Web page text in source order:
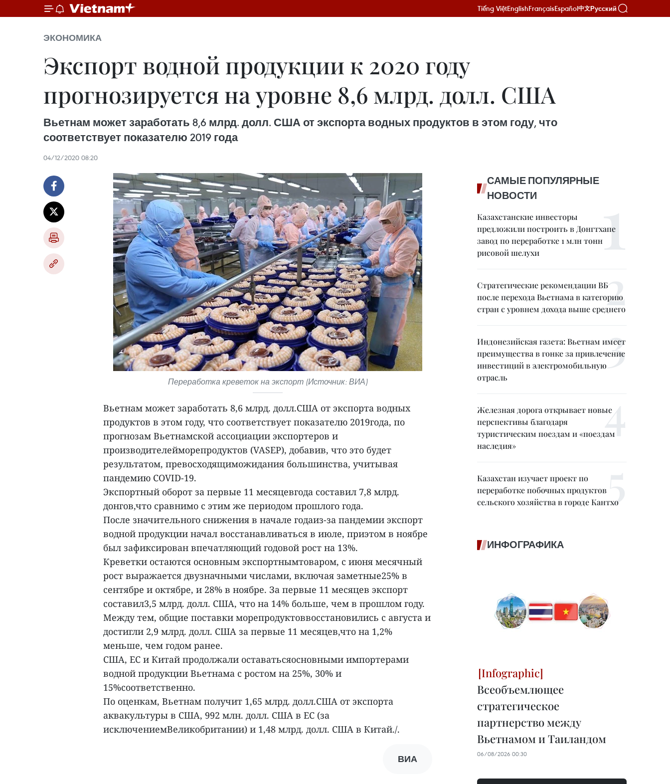
Tiếng ViệtEnglishFrançaisEspañol中文Русский
ЭКОНОМИКА
Экспорт водной продукции к 2020 году
прогнозируется на уровне 8,6 млрд. долл. США
Вьетнам может заработать 8,6 млрд. долл. США от экспорта водных продуктов в этом году, что
соответствует показателю 2019 года
04/12/2020 08:20
Переработка креветок на экспорт (Источник: ВИА)
Вьетнам может заработать 8,6 млрд. долл.США от экспорта водных
продуктов в этом году, что соответствует показателю 2019года, по
прогнозам Вьетнамской ассоциации экспортеров и
производителейморепродуктов (VASEP), добавив, что это будет
результатом, превосходящиможидания большинства, учитывая
пандемию COVID-19.
Экспортный оборот за первые 11 месяцевгода составил 7,8 млрд.
донгов,что сравнимо с этим же периодом прошлого года.
После значительного снижения в начале годаиз-за пандемии экспорт
водной продукции начал восстанавливаться в июле, приэтом в ноябре
был зафиксирован впечатляющий годовой рост на 13%.
Креветки остаются основным экспортнымтоваром, с июня месячный
рост выражается двузначными числами, включая заметные25% в
сентябре и октябре, и 28% в ноябре. За первые 11 месяцев экспорт
составил3,5 млрд. долл. США, что на 14% больше, чем в прошлом году.
Между тем, общие поставки морепродуктоввосстановились с августа и
достигли 2,9 млрд. долл. США за первые 11 месяцев,что на 1,2%
меньше, чем годом ранее.
США, ЕС и Китай продолжали оставатьсяосновными импортерами
водной продукции Вьетнама с ростом на 25%, 30% и
15%соответственно.
По оценкам, Вьетнам получит 1,65 млрд. долл.США от экспорта
аквакультуры в США, 992 млн. долл. США в ЕС (за
исключениемВеликобритании) и 1,48 млрд. долл. США в Китай./.
ВИА
САМЫЕ ПОПУЛЯРНЫЕ
НОВОСТИ
Казахстанские инвесторы
предложили построить в Донгтхапе
завод по переработке 1 млн тонн
рисовой шелухи
Стратегические рекомендации ВБ
после перехода Вьетнама в категорию
стран с уровнем дохода выше среднего
Индонезийская газета: Вьетнам имеет
преимущества в гонке за привлечение
инвестиций в электромобильную
отрасль
Железная дорога открывает новые
перспективы благодаря
туристическим поездам и «поездам
наследия»
Казахстан изучает проект по
переработке побочных продуктов
сельского хозяйства в городе Кантхо
ИНФОГРАФИКА
Всеобъемлющее
стратегическое
партнерство между
Вьетнамом и Таиландом
06/08/2026 00:30